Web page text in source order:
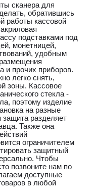
сканера для
обратившись
работы кассовой
подставками под
монетницей,
удобным
и прочих приборов.
легко снять,
зоны. Кассовое
стекла -
поэтому изделие
на разные
защита разделяет
Также она
ограничителем
защитный
Чтобы
позвоните нам по
доступные
в любой